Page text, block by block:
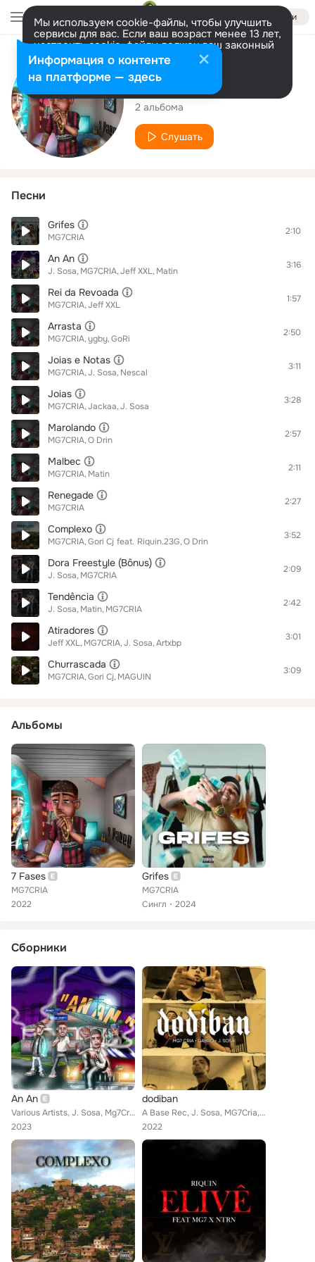
Войти
Мы используем cookie-файлы, чтобы улучшить
сервисы для вас. Если ваш возраст менее 13 лет,
настроить cookie-файлы должен ваш законный
представитель. Больше информации
Разрешить все Настроить
Исполнитель
MG7CRIA
2 альбома
Слушать
Песни
Grifes
MG7CRIA
2:10
An An
J. Sosa MG7CRIA Jeff XXL Matin
3:16
Rei da Revoada
MG7CRIA Jeff XXL
1:57
Arrasta
MG7CRIA ygby GoRi
2:50
Joias e Notas
MG7CRIA J. Sosa Nescal
3:11
Joias
MG7CRIA Jackaa J. Sosa
3:28
Marolando
MG7CRIA O Drin
2:57
Malbec
MG7CRIA Matin
2:11
Renegade
MG7CRIA
2:27
Complexo
MG7CRIA Gori Cj feat. Riquin.23G O Drin
3:52
Dora Freestyle (Bônus)
J. Sosa MG7CRIA
2:09
Tendência
J. Sosa Matin MG7CRIA
2:42
Atiradores
Jeff XXL MG7CRIA J. Sosa Artxbp
3:01
Churrascada
MG7CRIA Gori Cj MAGUIN
3:09
Альбомы
7 Fases
MG7CRIA
2022
Grifes
MG7CRIA
Сингл
2024
Сборники
An An
Various Artists, J. Sosa, Mg7Cria, Jeff XXL, Matin
2023
dodiban
A Base Rec, J. Sosa, MG7Cria, gabro
2022
Информация о контенте
на платформе — здесь